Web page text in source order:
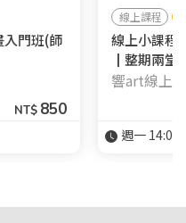
門班(師
NT$ 850
線上課程
線上小課程
┃整期兩堂
響art線上
週一